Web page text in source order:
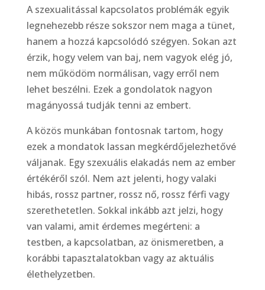
A szexualitással kapcsolatos problémák egyik
legnehezebb része sokszor nem maga a tünet,
hanem a hozzá kapcsolódó szégyen. Sokan azt
érzik, hogy velem van baj, nem vagyok elég jó,
nem működöm normálisan, vagy erről nem
lehet beszélni. Ezek a gondolatok nagyon
magányossá tudják tenni az embert.
A közös munkában fontosnak tartom, hogy
ezek a mondatok lassan megkérdőjelezhetővé
váljanak. Egy szexuális elakadás nem az ember
értékéről szól. Nem azt jelenti, hogy valaki
hibás, rossz partner, rossz nő, rossz férfi vagy
szerethetetlen. Sokkal inkább azt jelzi, hogy
van valami, amit érdemes megérteni: a
testben, a kapcsolatban, az önismeretben, a
korábbi tapasztalatokban vagy az aktuális
élethelyzetben.